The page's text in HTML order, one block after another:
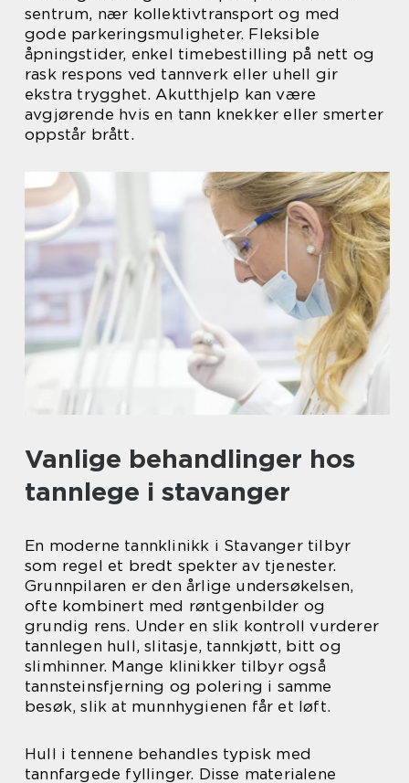
sentrum, nær kollektivtransport og med
gode parkeringsmuligheter. Fleksible
åpningstider, enkel timebestilling på nett og
rask respons ved tannverk eller uhell gir
ekstra trygghet. Akutthjelp kan være
avgjørende hvis en tann knekker eller smerter
oppstår brått.
Vanlige behandlinger hos
tannlege i stavanger
En moderne tannklinikk i Stavanger tilbyr
som regel et bredt spekter av tjenester.
Grunnpilaren er den årlige undersøkelsen,
ofte kombinert med røntgenbilder og
grundig rens. Under en slik kontroll vurderer
tannlegen hull, slitasje, tannkjøtt, bitt og
slimhinner. Mange klinikker tilbyr også
tannsteinsfjerning og polering i samme
besøk, slik at munnhygienen får et løft.
Hull i tennene behandles typisk med
tannfargede fyllinger. Disse materialene